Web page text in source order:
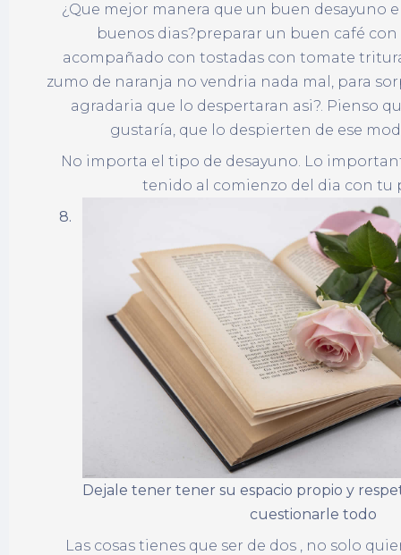
¿Que mejor manera que un buen desayuno
buenos dias?preparar un buen café
acompañado con tostadas con tomate
zumo de naranja no vendria nada mal, para
agradaria que lo despertaran asi?. Pienso
gustaría, que lo despierten de ese
No importa el tipo de desayuno. Lo
tenido al comienzo del dia
8.
Dejale tener tener su espacio propio y
cuestionarle todo
Las cosas tienes que ser de dos , no solo